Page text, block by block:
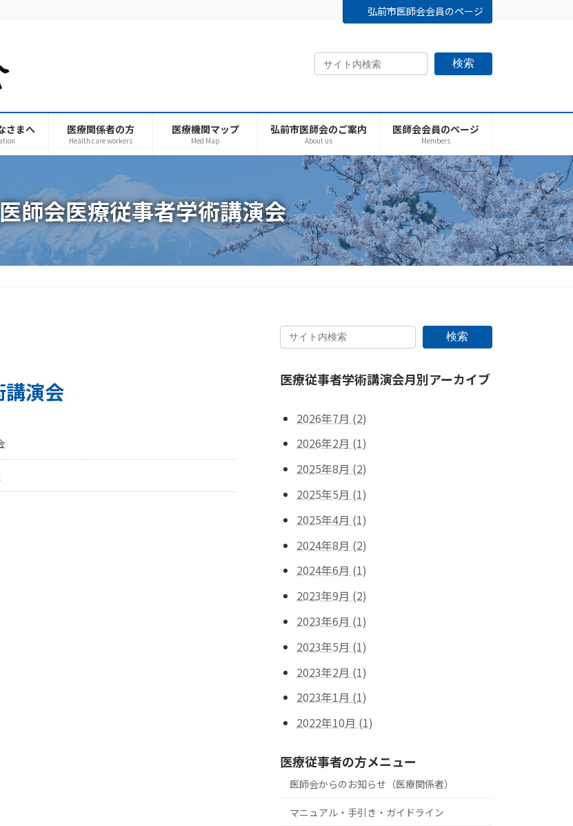
弘前市医師会会員のページ
検索
さまへ 医療関係者の方
Health care workers
医療機関マップ
Med Map
弘前市医師会のご案内
About us
医師会会員のページ
Members
師会医療従事者学術講演会
演会
検索
医療従事者学術講演会月別アーカイブ
2026年7月 (2)
2026年2月 (1)
2025年8月 (2)
2025年5月 (1)
2025年4月 (1)
2024年8月 (2)
2024年6月 (1)
2023年9月 (2)
2023年6月 (1)
2023年5月 (1)
2023年2月 (1)
2023年1月 (1)
2022年10月 (1)
医療従事者の方メニュー
医師会からのお知らせ（医療関係者）
マニュアル・手引き・ガイドライン